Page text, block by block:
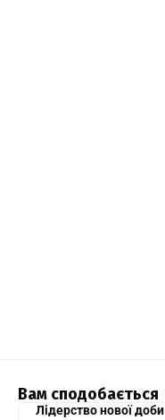
Вам сподобається
Лідерство нової доби